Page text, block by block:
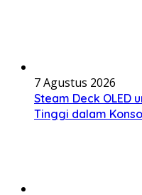
7 Agustus 2026
Steam Deck OLED
Tinggi dalam